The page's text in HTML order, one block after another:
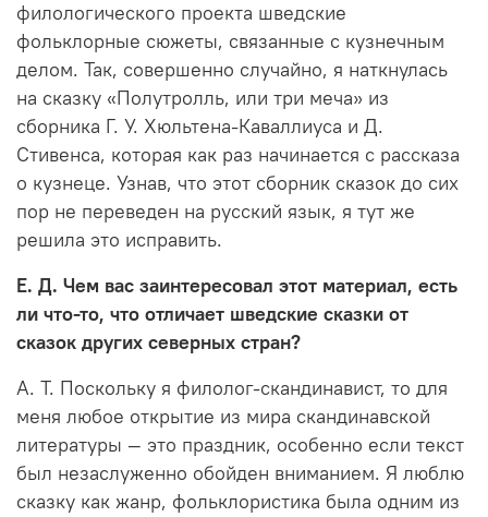
филологического проекта шведские
фольклорные сюжеты, связанные с кузнечным
делом. Так, совершенно случайно, я наткнулась
на сказку «Полутролль, или три меча» из
сборника Г. У. Хюльтена-Каваллиуса и Д.
Стивенса, которая как раз начинается с рассказа
о кузнеце. Узнав, что этот сборник сказок до сих
пор не переведен на русский язык, я тут же
решила это исправить.
Е. Д. Чем вас заинтересовал этот материал, есть
ли что-то, что отличает шведские сказки от
сказок других северных стран?
А. Т. Поскольку я филолог-скандинавист, то для
меня любое открытие из мира скандинавской
литературы — это праздник, особенно если текст
был незаслуженно обойден вниманием. Я люблю
сказку как жанр, фольклористика была одним из